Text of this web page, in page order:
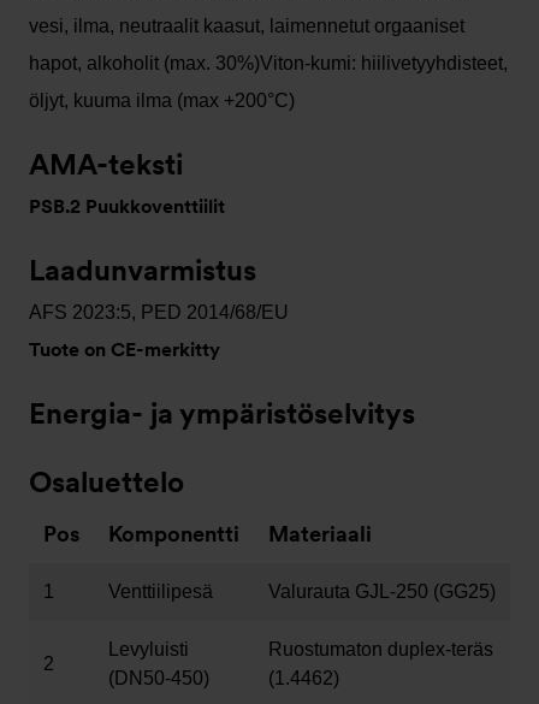
vesi, ilma, neutraalit kaasut, laimennetut orgaaniset
hapot, alkoholit (max. 30%)Viton-kumi: hiilivetyyhdisteet,
öljyt, kuuma ilma (max +200°C)
AMA-teksti
PSB.2 Puukkoventtiilit
Laadunvarmistus
AFS 2023:5, PED 2014/68/EU
Tuote on CE-merkitty
Energia- ja ympäristöselvitys
Osaluettelo
Pos Komponentti Materiaali
1 Venttiilipesä Valurauta GJL-250 (GG25)
2
Levyluisti
(DN50-450)
Ruostumaton duplex-teräs
(1.4462)